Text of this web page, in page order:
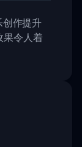
作提升
果令人着